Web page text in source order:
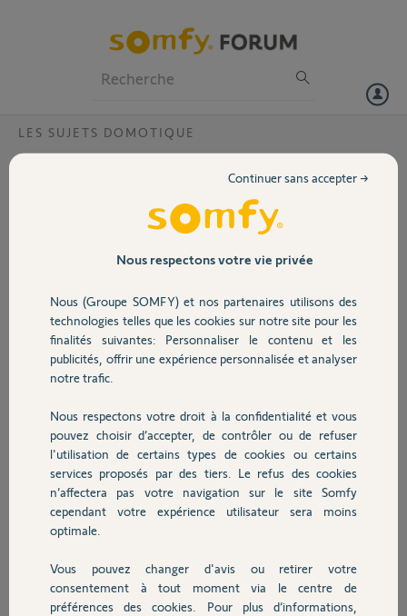
Volet
Sécurité
Domotique
Chauffage
Autres produits
Devis avec un pro
LES SUJETS DOMOTIQUE
Comment faire un changement de
Je viens d'acheter une maison et elle possède une box Connexoon
liée aux volets roulants mais lorsque je souhaite me connecter, le
propriétaire. Pouvez vous réinitialiser ?
Merci,
Claire N.
il y a plus de 2 ans
Participer au fil de discussion
Réponses
Vous pouvez la réactiver depuis l'application Tahoma by somfy des a
présent.
Bonne journée
Nous respectons votre vie privée
Nous (Groupe SOMFY) et nos partenaires utilisons des
technologies telles que les cookies sur notre site pour les
finalités suivantes: Personnaliser le contenu et les
publicités, offrir une expérience personnalisée et analyser
notre trafic.
Nous respectons votre droit à la confidentialité et vous
pouvez choisir d’accepter, de contrôler ou de refuser
l'utilisation de certains types de cookies ou certains
services proposés par des tiers. Le refus des cookies
n’affectera pas votre navigation sur le site Somfy
cependant votre expérience utilisateur sera moins
optimale.
Vous pouvez changer d'avis ou retirer votre
consentement à tout moment via le centre de
préférences des cookies. Pour plus d’informations,
Continuer sans accepter →